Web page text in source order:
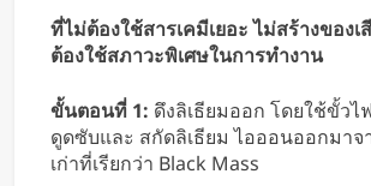
ที่ไม่ต้องใช้สารเคมีเยอะ ไม่สร้างของ
ต้องใช้สภาวะพิเศษในการทำงาน
ขั้นตอนที่ 1: ดึงลิเธียมออก โดยใช้ขั้ว
ดูดซับและ สกัดลิเธียม ไอออนออกมาจ
เก่าที่เรียกว่า Black Mass